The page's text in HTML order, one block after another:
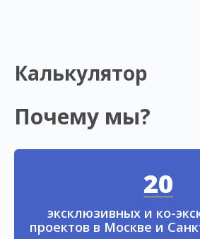
Калькулятор
Почему мы?
20
эксклюзивных и ко-
проектов в Москве и